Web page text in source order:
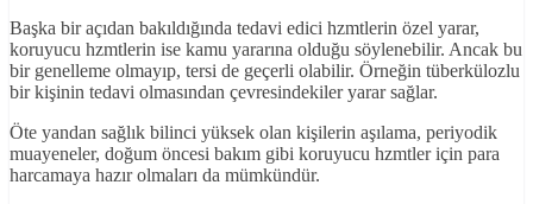
Başka bir açıdan bakıldığında tedavi edici hzmtlerin özel yarar,
koruyucu hzmtlerin ise kamu yararına olduğu söylenebilir. Ancak bu
bir genelleme olmayıp, tersi de geçerli olabilir. Örneğin tüberkülozlu
bir kişinin tedavi olmasından çevresindekiler yarar sağlar.
Öte yandan sağlık bilinci yüksek olan kişilerin aşılama, periyodik
muayeneler, doğum öncesi bakım gibi koruyucu hzmtler için para
harcamaya hazır olmaları da mümkündür.